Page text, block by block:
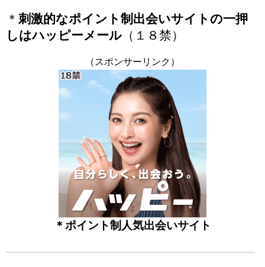
＊ 刺激的なポイント制出会いサイトの一押
しはハッピーメール （１８禁）
（スポンサーリンク）
＊ポイント制人気出会いサイト